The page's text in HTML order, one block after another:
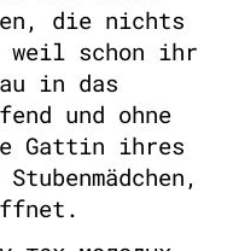
die nichts
weil schon ihr
in das
und ohne
Gattin ihres